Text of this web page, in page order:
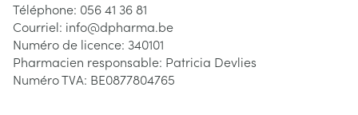
Téléphone: 056 41 36 81
Courriel: info@dpharma.be
Numéro de licence: 340101
Pharmacien responsable: Patricia Devlies
Numéro TVA: BE0877804765